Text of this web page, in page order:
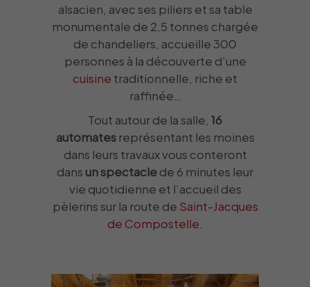
alsacien, avec ses piliers et sa table
monumentale de 2,5 tonnes chargée
de chandeliers, accueille 300
personnes à la découverte d’une
cuisine traditionnelle, riche et
raffinée…
Tout autour de la salle, 16
automatesreprésentant les moines
dans leurs travaux vous conteront
dans un spectaclede 6 minutes leur
vie quotidienne et l’accueil des
pèlerins sur la route de Saint-Jacques
de Compostelle.